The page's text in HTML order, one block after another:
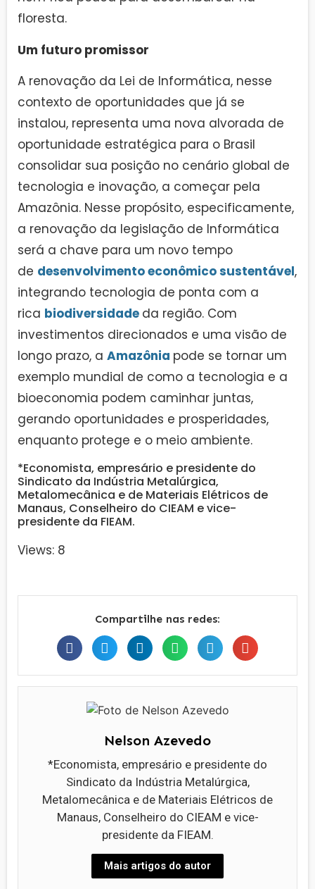
floresta.
Um futuro promissor
A renovação da Lei de Informática, nesse
contexto de oportunidades que já se
instalou, representa uma nova alvorada de
oportunidade estratégica para o Brasil
consolidar sua posição no cenário global de
tecnologia e inovação, a começar pela
Amazônia. Nesse propósito, especificamente,
a renovação da legislação de Informática
será a chave para um novo tempo
de desenvolvimento econômico sustentável,
integrando tecnologia de ponta com a
rica biodiversidade da região. Com
investimentos direcionados e uma visão de
longo prazo, a Amazônia pode se tornar um
exemplo mundial de como a tecnologia e a
bioeconomia podem caminhar juntas,
gerando oportunidades e prosperidades,
enquanto protege e o meio ambiente.
*Economista, empresário e presidente do
Sindicato da Indústria Metalúrgica,
Metalomecânica e de Materiais Elétricos de
Manaus, Conselheiro do CIEAM e vice-
presidente da FIEAM.
Views: 8
Compartilhe nas redes:
Nelson Azevedo
*Economista, empresário e presidente do
Sindicato da Indústria Metalúrgica,
Metalomecânica e de Materiais Elétricos de
Manaus, Conselheiro do CIEAM e vice-
presidente da FIEAM.
Mais artigos do autor